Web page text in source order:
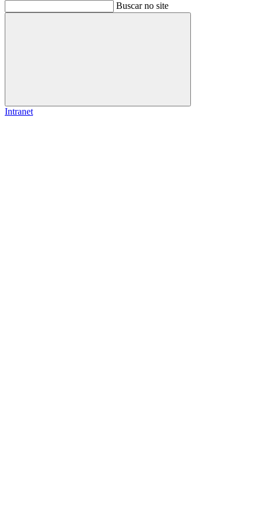
Buscar no site
Buscar
Intranet